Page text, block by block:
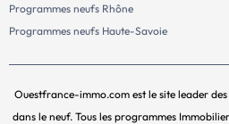
Programmes neufs Rhône
Programmes neufs Haute-Savoie
Ouestfrance-immo.com est le site leader
dans le neuf. Tous les programmes